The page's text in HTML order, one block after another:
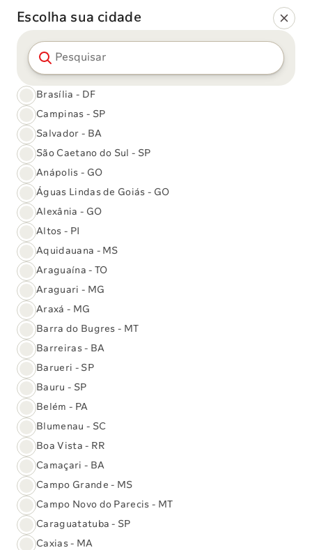
Encontre a unidade
mais próxima de você
Pesquisar unidade
98 unidades encontradas:
110 Norte
Brasília - DF
SHCN EQ 110/111, Bloco
A, Loja 18, Plaza Norte
Shopping
708 Norte
Brasília - DF
SCRN EQ 708/709, Bloco
D, Loja 11
Informações
914 Sul
Brasília - DF
SEPS 714/914 Sul, Sala
59, Térreo, Centro
Executivo Sabin
Informações
Rua Alecrim, Lotes 01/02,
Escolha sua cidade
Pesquisar cidade
Brasília - DF
Campinas - SP
Salvador - BA
São Caetano do Sul - SP
Anápolis - GO
Águas Lindas de Goiás - GO
Alexânia - GO
Altos - PI
Aquidauana - MS
Araguaína - TO
Araguari - MG
Araxá - MG
Barra do Bugres - MT
Barreiras - BA
Barueri - SP
Bauru - SP
Belém - PA
Blumenau - SC
Boa Vista - RR
Camaçari - BA
Campo Grande - MS
Campo Novo do Parecis - MT
Caraguatatuba - SP
Caxias - MA